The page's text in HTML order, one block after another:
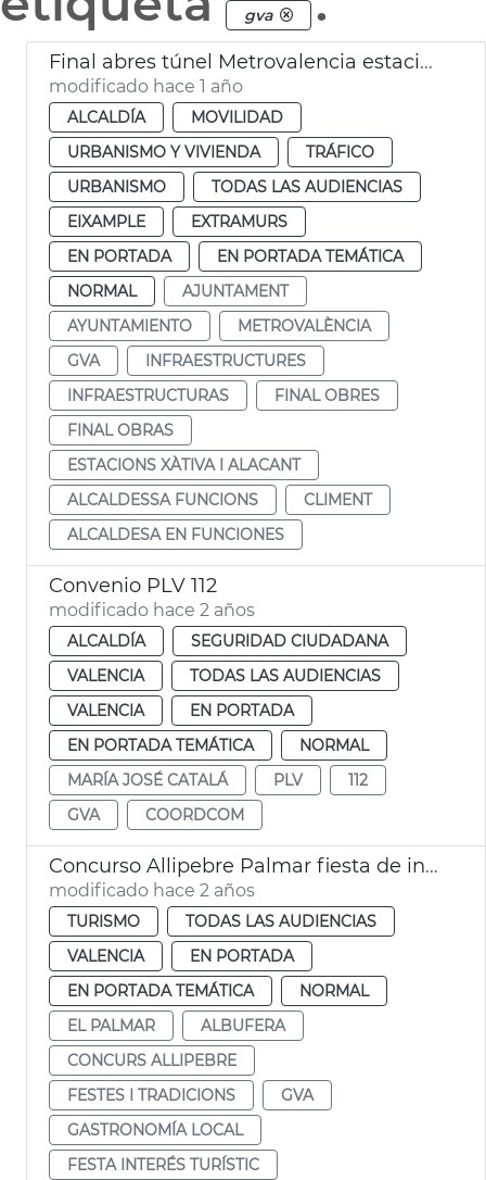
gva
Final abres túnel Metrovalencia estaciones de Xàtiva y Alicante
modificado hace 1 año
ALCALDÍA
MOVILIDAD
URBANISMO Y VIVIENDA
TRÁFICO
URBANISMO
TODAS LAS AUDIENCIAS
EIXAMPLE
EXTRAMURS
EN PORTADA
EN PORTADA TEMÁTICA
NORMAL
AJUNTAMENT
AYUNTAMIENTO
METROVALÈNCIA
GVA
INFRAESTRUCTURES
INFRAESTRUCTURAS
FINAL OBRES
FINAL OBRAS
ESTACIONS XÀTIVA I ALACANT
ALCALDESSA FUNCIONS
CLIMENT
ALCALDESA EN FUNCIONES
Convenio PLV 112
modificado hace 2 años
ALCALDÍA
SEGURIDAD CIUDADANA
VALENCIA
TODAS LAS AUDIENCIAS
VALENCIA
EN PORTADA
EN PORTADA TEMÁTICA
NORMAL
MARÍA JOSÉ CATALÁ
PLV
112
GVA
COORDCOM
Concurso Allipebre Palmar fiesta de interés turístico
modificado hace 2 años
TURISMO
TODAS LAS AUDIENCIAS
VALENCIA
EN PORTADA
EN PORTADA TEMÁTICA
NORMAL
EL PALMAR
ALBUFERA
CONCURS ALLIPEBRE
FESTES I TRADICIONS
GVA
GASTRONOMÍA LOCAL
FESTA INTERÉS TURÍSTIC